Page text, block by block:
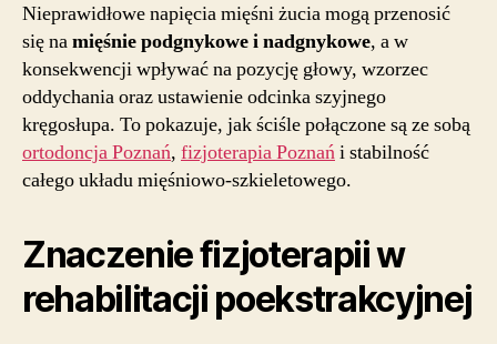
Nieprawidłowe napięcia mięśni żucia mogą przenosić
się namięśnie podgnykowe i nadgnykowe, a w
konsekwencji wpływać na pozycję głowy, wzorzec
oddychania oraz ustawienie odcinka szyjnego
kręgosłupa. To pokazuje, jak ściśle połączone są ze sobą
ortodoncja Poznań, fizjoterapia Poznańi stabilność
całego układu mięśniowo-szkieletowego.
Znaczenie fizjoterapii w
rehabilitacji poekstrakcyjnej